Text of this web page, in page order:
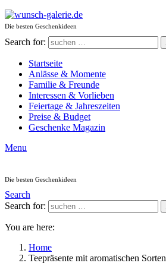
Die besten Geschenkideen
Search for:
Startseite
Anlässe & Momente
Familie & Freunde
Interessen & Vorlieben
Feiertage & Jahreszeiten
Preise & Budget
Geschenke Magazin
Menu
Die besten Geschenkideen
Search
Search for:
You are here:
Home
Teepräsente mit aromatischen